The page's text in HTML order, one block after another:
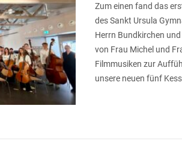
Zum einen fand das
des Sankt Ursula
Herrn Bundkirchen
von Frau Michel und
Filmmusiken zur
unsere neuen fünf